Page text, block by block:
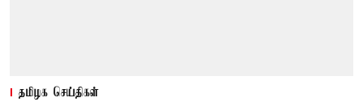
தமிழக செய்திகள்